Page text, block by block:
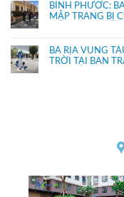
BÌNH PHƯỚC:
MẬP TRANG BỊ
BÀ RỊA VŨNG
TRỜI TẠI BAN